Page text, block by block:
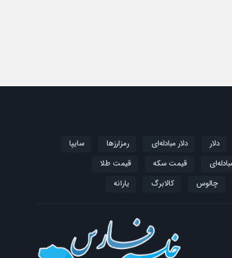
دلار دلار مبادله‌ای رمزارزها
سایپا
قیمت سکه
قیمت طلا
چالوس کالابرگ یارانه